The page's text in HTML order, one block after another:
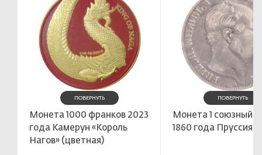
ПОВЕРНУТЬ
Монета 1000 франков 2023
года Камерун «Король
Нагов» (цветная)
ПОВЕРНУТЬ
Монета 1 союзный
1860 года Пруссия